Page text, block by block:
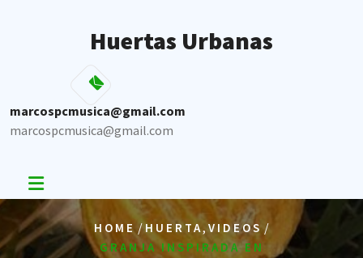
Huertas Urbanas
marcospcmusica@gmail.com
marcospcmusica@gmail.com
HOME / HUERTA,VIDEOS/
GRANJA INSPIRADA EN